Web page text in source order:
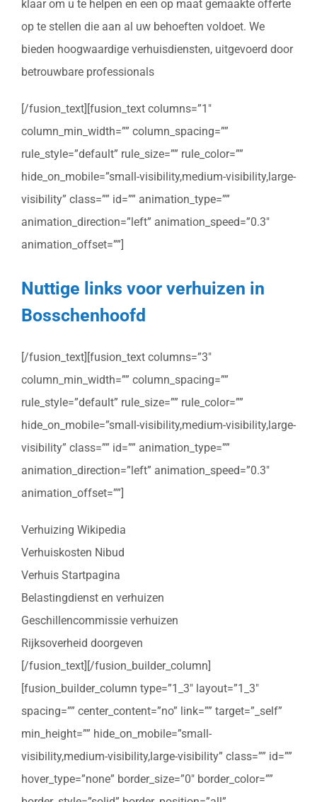
klaar om u te helpen en een op maat gemaakte offerte
op te stellen die aan al uw behoeften voldoet. We
bieden hoogwaardige verhuisdiensten, uitgevoerd door
betrouwbare professionals
[/fusion_text][fusion_text columns=”1″
column_min_width=”” column_spacing=””
rule_style=”default” rule_size=”” rule_color=””
hide_on_mobile=”small-visibility,medium-visibility,large-
visibility” class=”” id=”” animation_type=””
animation_direction=”left” animation_speed=”0.3″
animation_offset=””]
Nuttige links voor verhuizen in
Bosschenhoofd
[/fusion_text][fusion_text columns=”3″
column_min_width=”” column_spacing=””
rule_style=”default” rule_size=”” rule_color=””
hide_on_mobile=”small-visibility,medium-visibility,large-
visibility” class=”” id=”” animation_type=””
animation_direction=”left” animation_speed=”0.3″
animation_offset=””]
Verhuizing Wikipedia
Verhuiskosten Nibud
Verhuis Startpagina
Belastingdienst en verhuizen
Geschillencommissie verhuizen
Rijksoverheid doorgeven
[/fusion_text][/fusion_builder_column]
[fusion_builder_column type=”1_3″ layout=”1_3″
spacing=”” center_content=”no” link=”” target=”_self”
min_height=”” hide_on_mobile=”small-
visibility,medium-visibility,large-visibility” class=”” id=””
hover_type=”none” border_size=”0″ border_color=””